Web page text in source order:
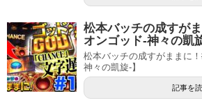
松本バッチの成すが
オンゴッド-神々の凱
松本バッチの成すがままに
神々の凱旋-】
記事を